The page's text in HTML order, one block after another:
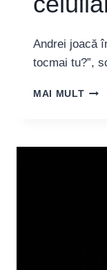
Andrei joacă
tocmai tu?”,
MAI MULT